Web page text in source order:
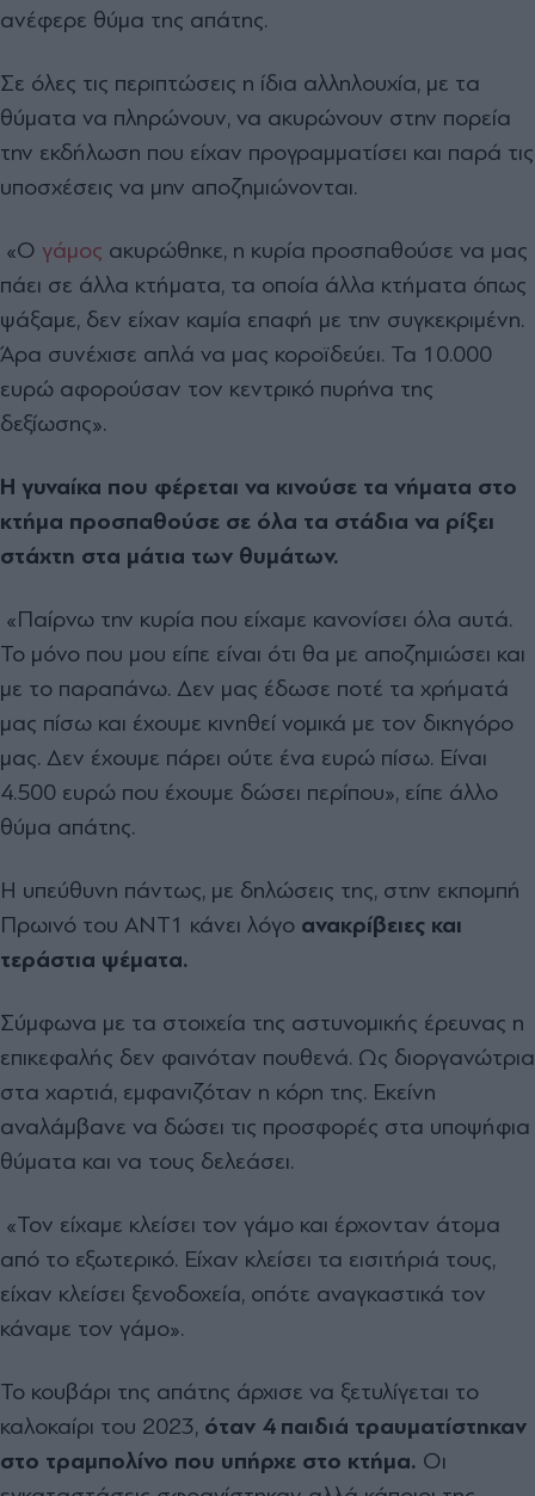
ανέφερε θύμα της απάτης.
Σε όλες τις περιπτώσεις η ίδια αλληλουχία, με τα
θύματα να πληρώνουν, να ακυρώνουν στην πορεία
την εκδήλωση που είχαν προγραμματίσει και παρά τις
υποσχέσεις να μην αποζημιώνονται.
«Ο γάμος ακυρώθηκε, η κυρία προσπαθούσε να μας
πάει σε άλλα κτήματα, τα οποία άλλα κτήματα όπως
ψάξαμε, δεν είχαν καμία επαφή με την συγκεκριμένη.
Άρα συνέχισε απλά να μας κοροϊδεύει. Τα 10.000
ευρώ αφορούσαν τον κεντρικό πυρήνα της
δεξίωσης».
Η γυναίκα που φέρεται να κινούσε τα νήματα στο
κτήμα προσπαθούσε σε όλα τα στάδια να ρίξει
στάχτη στα μάτια των θυμάτων.
«Παίρνω την κυρία που είχαμε κανονίσει όλα αυτά.
Το μόνο που μου είπε είναι ότι θα με αποζημιώσει και
με το παραπάνω. Δεν μας έδωσε ποτέ τα χρήματά
μας πίσω και έχουμε κινηθεί νομικά με τον δικηγόρο
μας. Δεν έχουμε πάρει ούτε ένα ευρώ πίσω. Είναι
4.500 ευρώ που έχουμε δώσει περίπου», είπε άλλο
θύμα απάτης.
H υπεύθυνη πάντως, με δηλώσεις της, στην εκπομπή
Πρωινό του ΑΝΤ1 κάνει λόγο ανακρίβειες και
τεράστια ψέματα.
Σύμφωνα με τα στοιχεία της αστυνομικής έρευνας η
επικεφαλής δεν φαινόταν πουθενά. Ως διοργανώτρια
στα χαρτιά, εμφανιζόταν η κόρη της. Εκείνη
αναλάμβανε να δώσει τις προσφορές στα υποψήφια
θύματα και να τους δελεάσει.
«Τον είχαμε κλείσει τον γάμο και έρχονταν άτομα
από το εξωτερικό. Είχαν κλείσει τα εισιτήριά τους,
είχαν κλείσει ξενοδοχεία, οπότε αναγκαστικά τον
κάναμε τον γάμο».
Το κουβάρι της απάτης άρχισε να ξετυλίγεται το
καλοκαίρι του 2023, όταν 4 παιδιά τραυματίστηκαν
στο τραμπολίνο που υπήρχε στο κτήμα. Οι